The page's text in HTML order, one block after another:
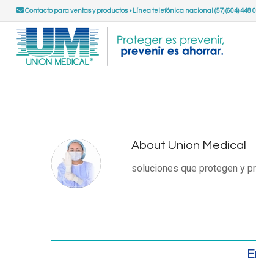
Contacto para ventas y productos• Línea telefónica nacional (57) (604) 448
About Union Medical
soluciones que protegen y